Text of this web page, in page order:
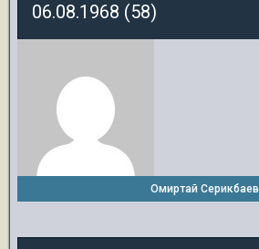
06.08.1968 (58)
Омиртай Серикбаев